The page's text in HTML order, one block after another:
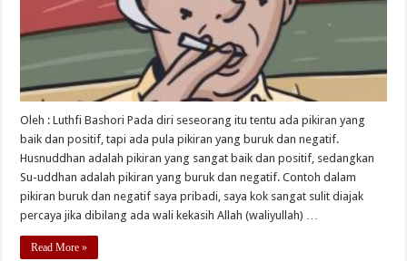
Oleh : Luthfi Bashori Pada diri seseorang itu tentu ada pikiran yang
baik dan positif, tapi ada pula pikiran yang buruk dan negatif.
Husnuddhan adalah pikiran yang sangat baik dan positif, sedangkan
Su-uddhan adalah pikiran yang buruk dan negatif. Contoh dalam
pikiran buruk dan negatif saya pribadi, saya kok sangat sulit diajak
percaya jika dibilang ada wali kekasih Allah (waliyullah) …
Read More »